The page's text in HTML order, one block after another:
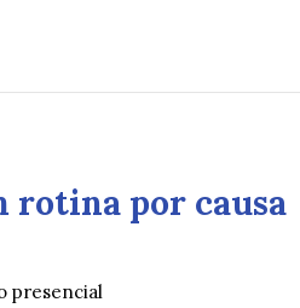
rotina por causa
presencial